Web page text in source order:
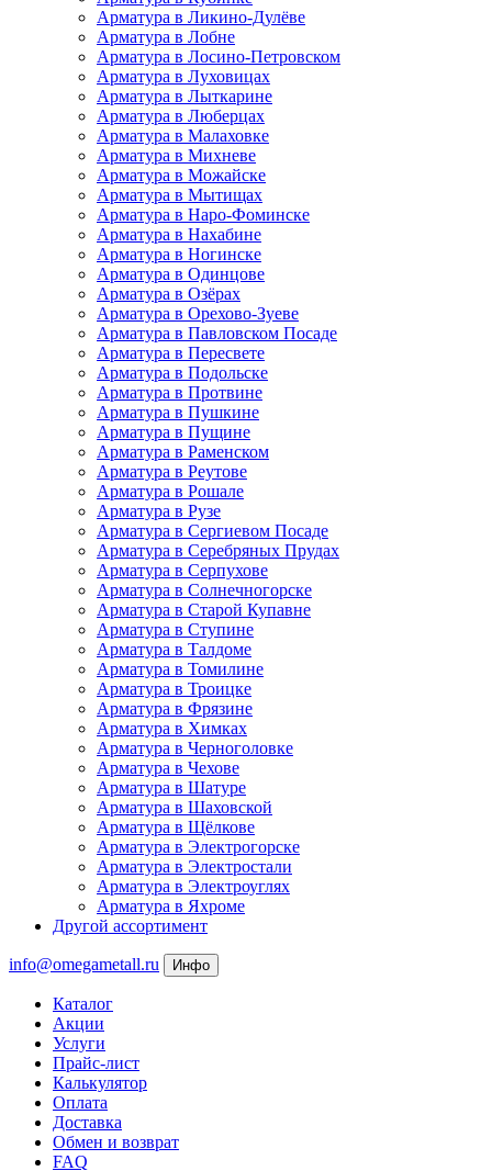
Арматура в Ликино-Дулёве
Арматура в Лобне
Арматура в Лосино-Петровском
Арматура в Луховицах
Арматура в Лыткарине
Арматура в Люберцах
Арматура в Малаховке
Арматура в Михневе
Арматура в Можайске
Арматура в Мытищах
Арматура в Наро-Фоминске
Арматура в Нахабине
Арматура в Ногинске
Арматура в Одинцове
Арматура в Озёрах
Арматура в Орехово-Зуеве
Арматура в Павловском Посаде
Арматура в Пересвете
Арматура в Подольске
Арматура в Протвине
Арматура в Пушкине
Арматура в Пущине
Арматура в Раменском
Арматура в Реутове
Арматура в Рошале
Арматура в Рузе
Арматура в Сергиевом Посаде
Арматура в Серебряных Прудах
Арматура в Серпухове
Арматура в Солнечногорске
Арматура в Старой Купавне
Арматура в Ступине
Арматура в Талдоме
Арматура в Томилине
Арматура в Троицке
Арматура в Фрязине
Арматура в Химках
Арматура в Черноголовке
Арматура в Чехове
Арматура в Шатуре
Арматура в Шаховской
Арматура в Щёлкове
Арматура в Электрогорске
Арматура в Электростали
Арматура в Электроуглях
Арматура в Яхроме
Другой ассортимент
info@omegametall.ru Инфо
Каталог
Акции
Услуги
Прайс-лист
Калькулятор
Оплата
Доставка
Обмен и возврат
FAQ